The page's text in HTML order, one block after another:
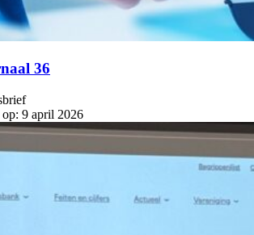
36
9 april 2026